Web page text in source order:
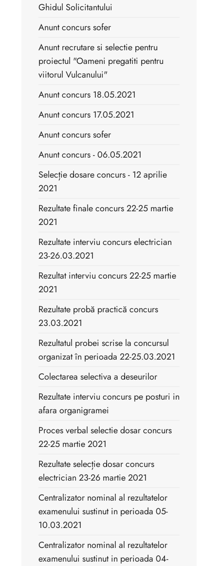
Ghidul Solicitantului
Anunt concurs sofer
Anunt recrutare si selectie pentru
proiectul "Oameni pregatiti pentru
viitorul Vulcanului"
Anunt concurs 18.05.2021
Anunt concurs 17.05.2021
Anunt concurs sofer
Anunt concurs - 06.05.2021
Selecție dosare concurs - 12 aprilie
2021
Rezultate finale concurs 22-25 martie
2021
Rezultate interviu concurs electrician
23-26.03.2021
Rezultat interviu concurs 22-25 martie
2021
Rezultate probă practică concurs
23.03.2021
Rezultatul probei scrise la concursul
organizat în perioada 22-25.03.2021
Colectarea selectiva a deseurilor
Rezultate interviu concurs pe posturi in
afara organigramei
Proces verbal selectie dosar concurs
22-25 martie 2021
Rezultate selecție dosar concurs
electrician 23-26 martie 2021
Centralizator nominal al rezultatelor
examenului sustinut in perioada 05-
10.03.2021
Centralizator nominal al rezultatelor
examenului sustinut in perioada 04-